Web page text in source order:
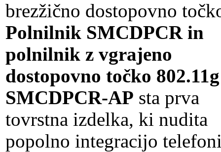
brezžično dostopovno
Polnilnik SMCDPCR in
polnilnik z vgrajeno
dostopovno točko 802.11g
SMCDPCR-AP sta prva
tovrstna izdelka, ki nudita
popolno integracijo